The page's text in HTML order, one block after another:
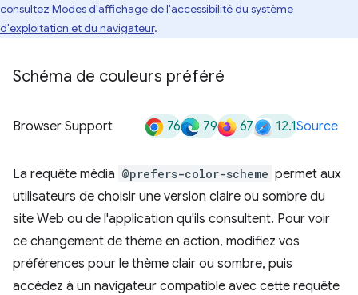
consultez Modes d'affichage de l'accessibilité du système
d'exploitation et du navigateur.
Schéma de couleurs préféré
Browser Support 76 79 67 12.1Source
La requête média @prefers-color-scheme permet aux
utilisateurs de choisir une version claire ou sombre du
site Web ou de l'application qu'ils consultent. Pour voir
ce changement de thème en action, modifiez vos
préférences pour le thème clair ou sombre, puis
accédez à un navigateur compatible avec cette requête